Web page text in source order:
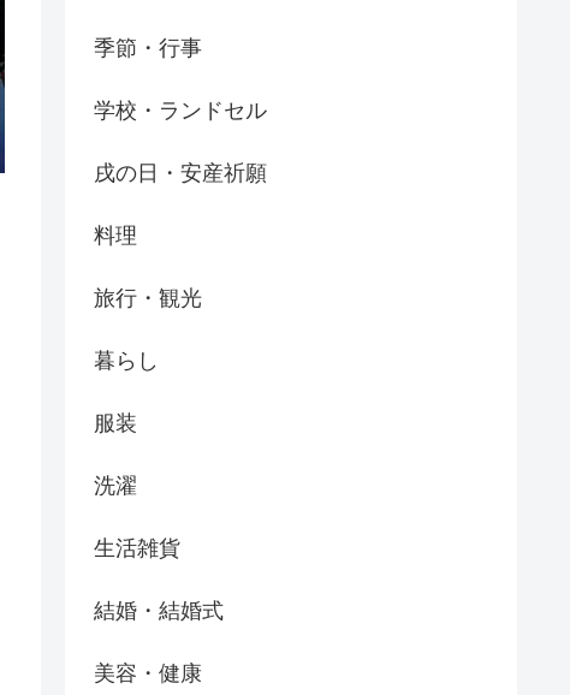
季節・行事
学校・ランドセル
戌の日・安産祈願
料理
旅行・観光
暮らし
服装
洗濯
生活雑貨
結婚・結婚式
美容・健康